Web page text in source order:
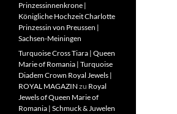
Prinzessinnenkrone |
Königliche Hochzeit Charlotte
Prinzessin von Preussen |
Sachsen-Meiningen
Turquoise Cross Tiara | Queen
Marie of Romania | Turquoise
Diadem Crown Royal Jewels |
ROYAL MAGAZIN zu Royal
Jewels of Queen Marie of
Romania | Schmuck & Juwelen